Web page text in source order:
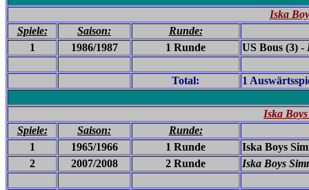
Iska
Spiele:
Saison:
Runde:
1
1986/1987 1 Runde US Bous (3) -
Total: 1
Iska
Spiele:
Saison:
Runde:
1
1965/1966 1 Runde
Iska Boys
2
2007/2008 2 Runde Iska Boys